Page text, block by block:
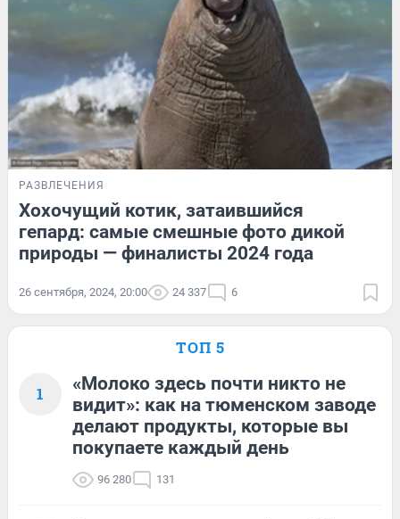
РАЗВЛЕЧЕНИЯ
Хохочущий котик, затаившийся
гепард: самые смешные фото дикой
природы — финалисты 2024 года
26 сентября, 2024, 20:00 24 337 6
ТОП 5
1
«Молоко здесь почти никто не
видит»: как на тюменском заводе
делают продукты, которые вы
покупаете каждый день
96 280 131